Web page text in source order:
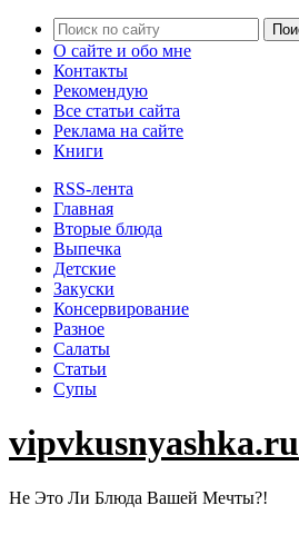
О сайте и обо мне
Контакты
Рекомендую
Все статьи сайта
Реклама на сайте
Книги
RSS-лента
Главная
Вторые блюда
Выпечка
Детские
Закуски
Консервирование
Разное
Салаты
Статьи
Супы
vipvkusnyashka.ru
Не Это Ли Блюда Вашей Мечты?!